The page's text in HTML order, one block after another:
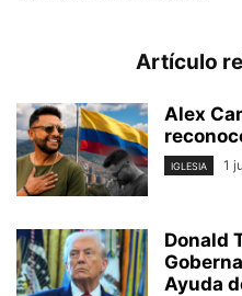
Artículo
Alex
IGLESIA 1
Donald
Ayuda